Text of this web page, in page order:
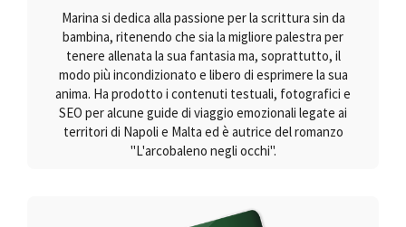
Marina si dedica alla passione per la scrittura sin da
bambina, ritenendo che sia la migliore palestra per
tenere allenata la sua fantasia ma, soprattutto, il
modo più incondizionato e libero di esprimere la sua
anima. Ha prodotto i contenuti testuali, fotografici e
SEO per alcune guide di viaggio emozionali legate ai
territori di Napoli e Malta ed è autrice del romanzo
"L'arcobaleno negli occhi".